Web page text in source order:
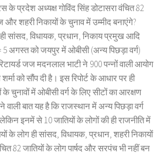
के प्रदेश अध्यक्ष गोविंद सिंह डोटासरा वंचित 82
और शहरी निकायों के चुनाव में उम्मीद बनाएंगे?
सांसद, विधायक, प्रधान, निकाय प्रमुख आदि
5 अगस्त को जयपुर में ओबीसी (अन्य पिछड़ा वर्ग)
जज मदनलाल भाटी ने 900 पन्नों वाली आयोग
को सौंप दी है। इस रिपोर्ट के आधार पर ही
चुनावों में ओबीसी वर्ग के लिए सीटों का आरक्षण
वाली बात यह है कि राजस्थान में अन्य पिछड़ा वर्ग
इनमें से 10 जातियों के लोगों की ही राजनीति में
के लोग ही सांसद, विधायक, प्रधान, शहरी निकायों
82 जातियों के लोग पार्षद और सरपंच भी नहीं बन